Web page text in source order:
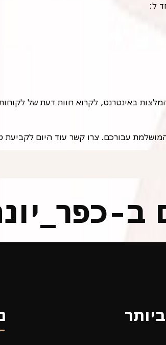
ל:
באינטרנט, לקרוא חוות דעת של
עבורכם. צרו קשר עוד היום לקביעת
ב-